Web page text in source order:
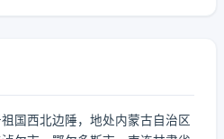
国西北边陲，地处内蒙古自治区